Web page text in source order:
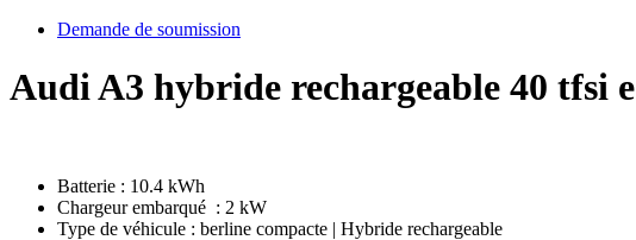
Demande de soumission
Audi A3 hybride rechargeable 40 tfsi e
Batterie : 10.4 kWh
Chargeur embarqué : 2 kW
Type de véhicule : berline compacte | Hybride rechargeable